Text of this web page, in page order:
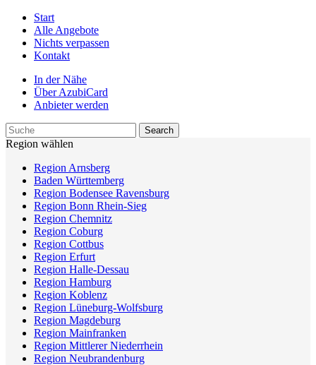
Start
Alle Angebote
Nichts verpassen
Kontakt
In der Nähe
Über AzubiCard
Anbieter werden
Region wählen
Region Arnsberg
Baden Württemberg
Region Bodensee Ravensburg
Region Bonn Rhein-Sieg
Region Chemnitz
Region Coburg
Region Cottbus
Region Erfurt
Region Halle-Dessau
Region Hamburg
Region Koblenz
Region Lüneburg-Wolfsburg
Region Magdeburg
Region Mainfranken
Region Mittlerer Niederrhein
Region Neubrandenburg